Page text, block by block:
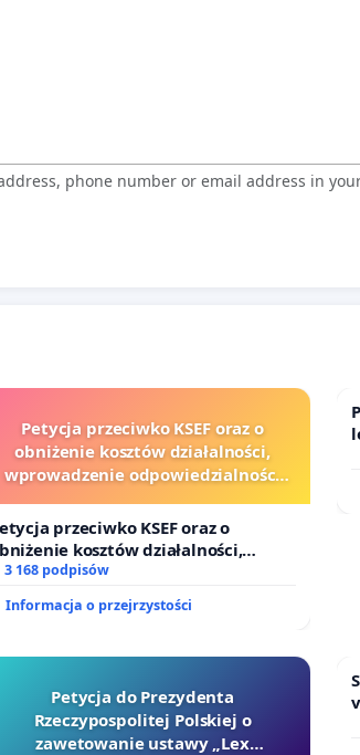
phone number or email address in
Petycja przeciwko KSEF oraz o
obniżenie kosztów działalności,
wprowadzenie odpowiedzialności
sędziów
przeciwko KSEF oraz o
kosztów działalności,
wprowadzenie odpowiedzialności
sędziów
3 168 podpisów
Informacja o przejrzystości
Petycja do Prezydenta
Rzeczypospolitej Polskiej o
zawetowanie ustawy „Lex